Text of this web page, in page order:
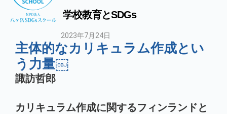
学校教育とSDGs
2023年7月24日
主体的なカリキュラム作成とい
う力量￼
諏訪哲郎
カリキュラム作成に関するフィンランドと